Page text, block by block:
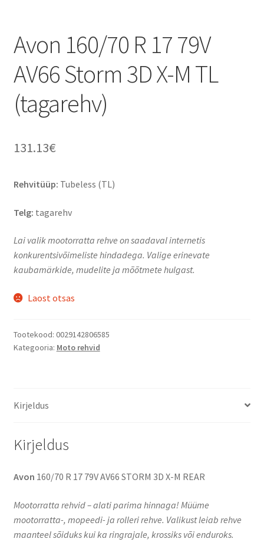
Avon 160/70 R 17 79V
AV66 Storm 3D X-M TL
(tagarehv)
131.13€
Rehvitüüp: Tubeless (TL)
Telg: tagarehv
Lai valik mootorratta rehve on saadaval internetis
konkurentsivõimeliste hindadega. Valige erinevate
kaubamärkide, mudelite ja mõõtmete hulgast.
Laost otsas
Tootekood: 0029142806585
Kategooria: Moto rehvid
Kirjeldus
Kirjeldus
Avon 160/70 R 17 79V AV66 STORM 3D X-M REAR
Mootorratta rehvid – alati parima hinnaga! Müüme
mootorratta-, mopeedi- ja rolleri rehve. Valikust leiab rehve
maanteel sõiduks kui ka ringrajale, krossiks või enduroks.